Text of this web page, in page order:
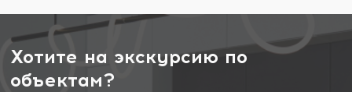
Хотите на экскурсию по
объектам?